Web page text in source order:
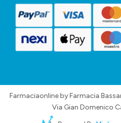
Farmaciaonline by Farmacia
Via Gian Domenico